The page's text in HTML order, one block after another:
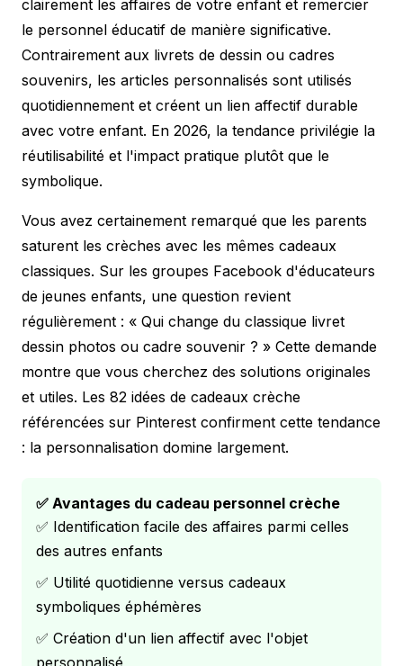
clairement les affaires de votre enfant et remercier
le personnel éducatif de manière significative.
Contrairement aux livrets de dessin ou cadres
souvenirs, les articles personnalisés sont utilisés
quotidiennement et créent un lien affectif durable
avec votre enfant. En 2026, la tendance privilégie la
réutilisabilité et l'impact pratique plutôt que le
symbolique.
Vous avez certainement remarqué que les parents
saturent les crèches avec les mêmes cadeaux
classiques. Sur les groupes Facebook d'éducateurs
de jeunes enfants, une question revient
régulièrement : « Qui change du classique livret
dessin photos ou cadre souvenir ? » Cette demande
montre que vous cherchez des solutions originales
et utiles. Les 82 idées de cadeaux crèche
référencées sur Pinterest confirment cette tendance
: la personnalisation domine largement.
✅ Avantages du cadeau personnel crèche
✅ Identification facile des affaires parmi celles
des autres enfants
✅ Utilité quotidienne versus cadeaux
symboliques éphémères
✅ Création d'un lien affectif avec l'objet
personnalisé